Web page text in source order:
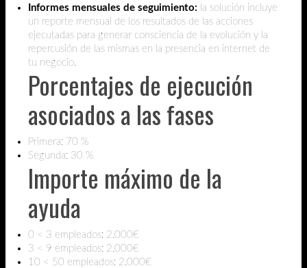
Informes mensuales de seguimiento: la solución incluye
un reporte mensual de los resultados de las acciones
ejecutadas para generar consciencia de la evolución y la
repercusión de las mismas en la presencia en internet de
tu negocio.
Porcentajes de ejecución
asociados a las fases
Primera: 70 %
Segunda: 30 %
Importe máximo de la
ayuda
0 < 3 empleados: 2.000€
3 < 9 empleados: 2.000€
10 < 50 empleados: 2.000€